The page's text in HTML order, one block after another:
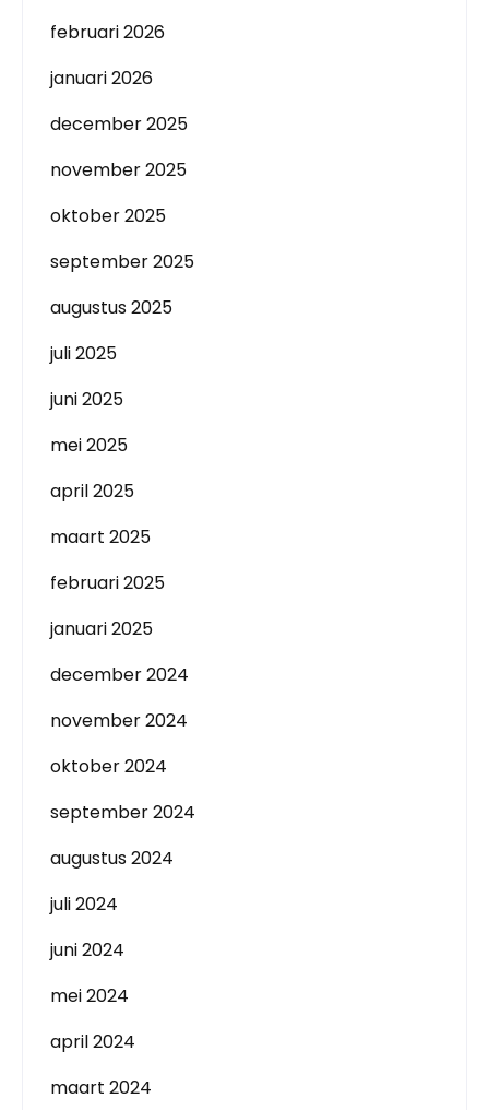
februari 2026
januari 2026
december 2025
november 2025
oktober 2025
september 2025
augustus 2025
juli 2025
juni 2025
mei 2025
april 2025
maart 2025
februari 2025
januari 2025
december 2024
november 2024
oktober 2024
september 2024
augustus 2024
juli 2024
juni 2024
mei 2024
april 2024
maart 2024